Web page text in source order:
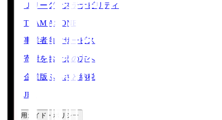
Ｊリーグサステナビリティ
TEAM AS ONE
事業者向けサービス
寄附をお考えの方へ
企業版ふるさと納税
JFA
ご利用ガイド・ポリシー